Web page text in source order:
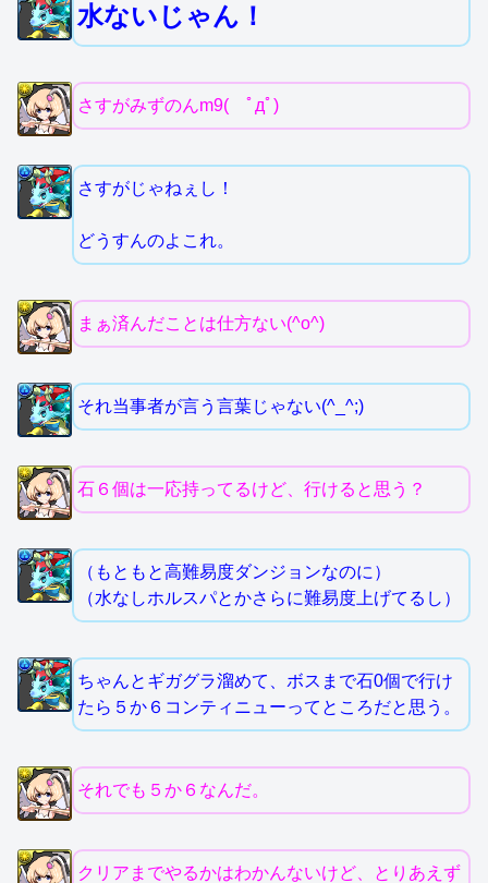
水ないじゃん！
さすがみずのんm9( ﾟдﾟ)
さすがじゃねぇし！
どうすんのよこれ。
まぁ済んだことは仕方ない(^o^)
それ当事者が言う言葉じゃない(^_^;)
石６個は一応持ってるけど、行けると思う？
（もともと高難易度ダンジョンなのに）
（水なしホルスパとかさらに難易度上げてるし）
ちゃんとギガグラ溜めて、ボスまで石0個で行け
たら５か６コンティニューってところだと思う。
それでも５か６なんだ。
クリアまでやるかはわかんないけど、とりあえず